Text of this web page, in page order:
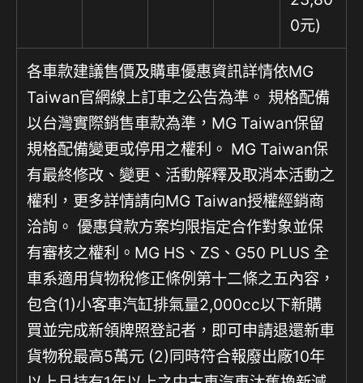
0元)
各車款建議售價及購車優惠資訊詳情依MG
Taiwan官網線上訂車之公告為準。 規格配備
以台灣實際銷售車款為準，MG Taiwan保留
規格配備變更或停用之權利。 MG Taiwan保
有最終修改、變更、活動解釋及取消本活動之
權利，更多詳情請向MG Taiwan授權經銷商
洽詢。 優惠貸款方案均限指定合作對象並保
有審核之權利。MG HS、ZS、G50 PLUS 全
車系適用貨物稅修正條例第十二條之五內容，
包含(1)小客車汽缸排氣量2,000cc以下新購
買並完成新領牌照登記者，即可申請退還新車
貨物稅最高5萬元 (2)同時符合報廢出廠10年